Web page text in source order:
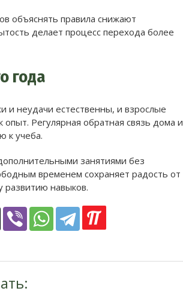
объяснять правила снижают
делает процесс перехода более
года
и неудачи естественны, и взрослые
Регулярная обратная связь дома и
к учеба.
занятиями без
временем сохраняет радость от
развитию навыков.